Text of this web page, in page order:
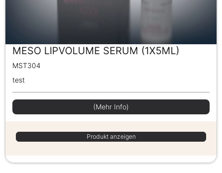
MESO LIPVOLUME SERUM (1X5ML)
MST304
test
(Mehr Info)
Produkt anzeigen